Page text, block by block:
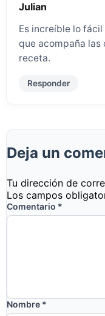
Julian
Es increíble lo
que acompaña las
receta.
Responder
Deja un
Tu dirección de
Los campos
Comentario *
Nombre *